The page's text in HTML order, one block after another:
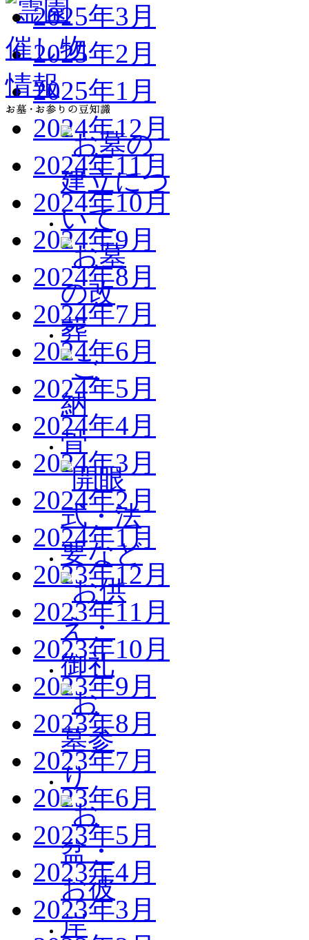
2025年3月
2025年2月
2025年1月
2024年12月
2024年11月
2024年10月
2024年9月
2024年8月
2024年7月
2024年6月
2024年5月
2024年4月
2024年3月
2024年2月
2024年1月
2023年12月
2023年11月
2023年10月
2023年9月
2023年8月
2023年7月
2023年6月
2023年5月
2023年4月
2023年3月